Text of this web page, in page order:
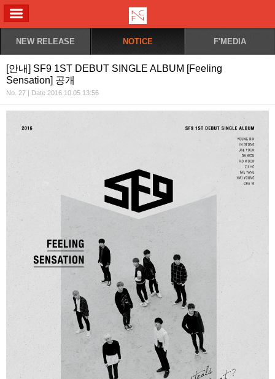
NEW RELEASE NOTICE F'MEDIA
[안내] SF9 1ST DEBUT SINGLE ALBUM [Feeling
Sensation] 공개
No. 27 | Date 2016.10.05 13:56